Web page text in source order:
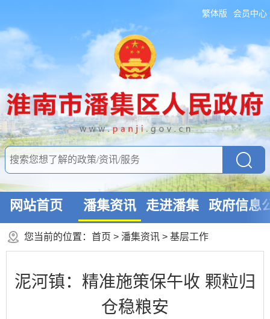
繁体版 会员中心
网站首页 潘集资讯 走进潘集 政府信息
您当前的位置： 首页 > 潘集资讯 > 基层工作
泥河镇：精准施策保午收 颗粒归
仓稳粮安